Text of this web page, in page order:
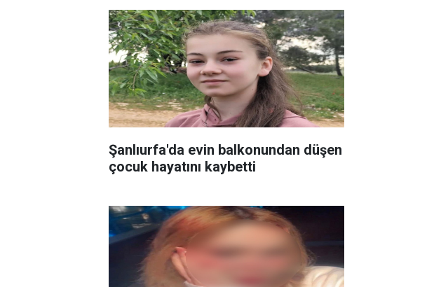
Şanlıurfa'da evin balkonundan düşen
çocuk hayatını kaybetti